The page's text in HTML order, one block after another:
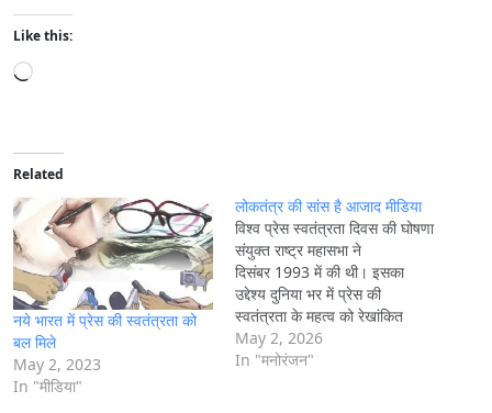
Like this:
L
d
i
…
Related
नये भारत में प्रेस की स्वतंत्रता को
बल मिले
May 2, 2023
In "मीडिया"
लोकतंत्र की सांस है आजाद मीडिया
विश्व प्रेस स्वतंत्रता दिवस की घोषणा
संयुक्त राष्ट्र महासभा ने
दिसंबर 1993 में की थी। इसका
उद्देश्य दुनिया भर में प्रेस की
स्वतंत्रता के महत्व को रेखांकित
करना, पत्रकारों की सुरक्षा सुनिश्चित
करना और स्वतंत्र पत्रकारिता के
May 2, 2026
In "मनोरंजन"